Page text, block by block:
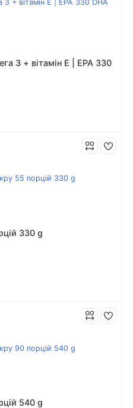
3 + вітамін Е | EPA 330
330 g
540 g